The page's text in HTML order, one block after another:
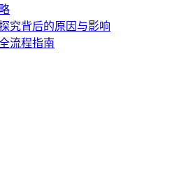
究背后的原因与影响
流程指南